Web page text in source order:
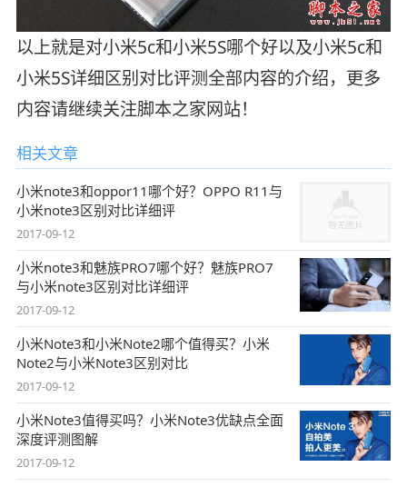
以上就是对小米5c和小米5S哪个好以及小米5c和
小米5S详细区别对比评测全部内容的介绍，更多
内容请继续关注脚本之家网站！
相关文章
小米note3和oppor11哪个好？OPPO R11与
小米note3区别对比详细评
2017-09-12
小米note3和魅族PRO7哪个好？魅族PRO7
与小米note3区别对比详细评
2017-09-12
小米Note3和小米Note2哪个值得买？小米
Note2与小米Note3区别对比
2017-09-12
小米Note3值得买吗？小米Note3优缺点全面
深度评测图解
2017-09-12